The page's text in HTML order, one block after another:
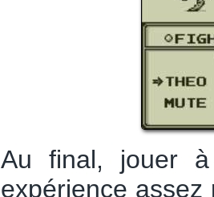
Au final, jouer
expérience